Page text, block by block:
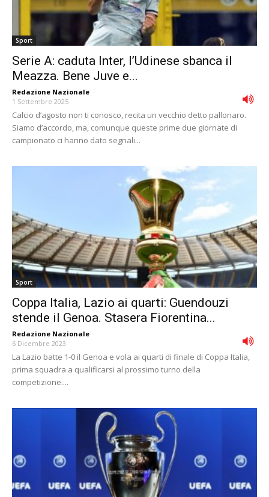
Sport
Serie A: caduta Inter, l’Udinese sbanca il
Meazza. Bene Juve e...
Redazione Nazionale -
1 Settembre 2025
Calcio d’agosto non ti conosco, recita un vecchio detto pallonaro.
Siamo d’accordo, ma, comunque queste prime due giornate di
campionato ci hanno dato segnali...
Sport
Coppa Italia, Lazio ai quarti: Guendouzi
stende il Genoa. Stasera Fiorentina...
Redazione Nazionale -
6 Dicembre 2023
La Lazio batte 1-0 il Genoa e vola ai quarti di finale di Coppa Italia,
prima squadra a qualificarsi al prossimo turno della
competizione....